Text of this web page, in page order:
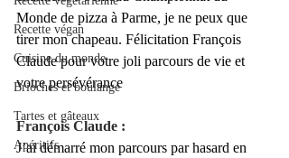
Recette végan
Cuisine du monde
Brioches et boulange
Tartes et gâteaux
Apéritifs
Monde de pizza à Parme, je ne peux que
tirer mon chapeau. Félicitation François
Claude pour votre joli parcours de vie et
votre persévérance
François Claude :
J’ai démarré mon parcours par hasard en